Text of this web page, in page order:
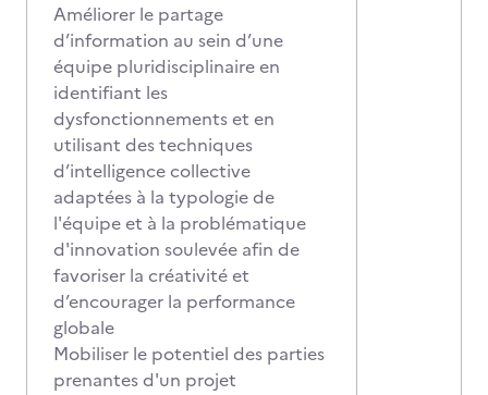
Améliorer le partage
d’information au sein d’une
équipe pluridisciplinaire en
identifiant les
dysfonctionnements et en
utilisant des techniques
d’intelligence collective
adaptées à la typologie de
l'équipe et à la problématique
d'innovation soulevée afin de
favoriser la créativité et
d’encourager la performance
globale
Mobiliser le potentiel des parties
prenantes d'un projet